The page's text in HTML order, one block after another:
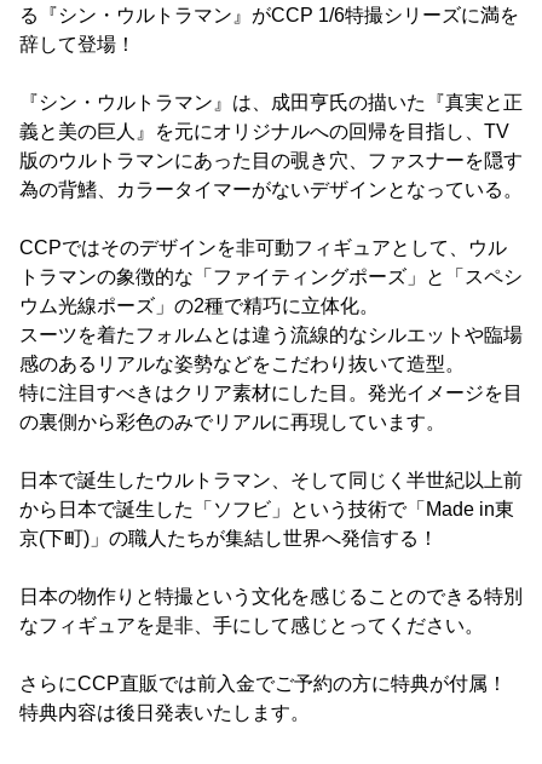
る『シン・ウルトラマン』がCCP 1/6特撮シリーズに満を
辞して登場！
『シン・ウルトラマン』は、成田亨氏の描いた『真実と正
義と美の巨人』を元にオリジナルへの回帰を目指し、TV
版のウルトラマンにあった目の覗き穴、ファスナーを隠す
為の背鰭、カラータイマーがないデザインとなっている。
CCPではそのデザインを非可動フィギュアとして、ウル
トラマンの象徴的な「ファイティングポーズ」と「スペシ
ウム光線ポーズ」の2種で精巧に立体化。
スーツを着たフォルムとは違う流線的なシルエットや臨場
感のあるリアルな姿勢などをこだわり抜いて造型。
特に注目すべきはクリア素材にした目。発光イメージを目
の裏側から彩色のみでリアルに再現しています。
日本で誕生したウルトラマン、そして同じく半世紀以上前
から日本で誕生した「ソフビ」という技術で「Made in東
京(下町)」の職人たちが集結し世界へ発信する！
日本の物作りと特撮という文化を感じることのできる特別
なフィギュアを是非、手にして感じとってください。
さらにCCP直販では前入金でご予約の方に特典が付属！
特典内容は後日発表いたします。